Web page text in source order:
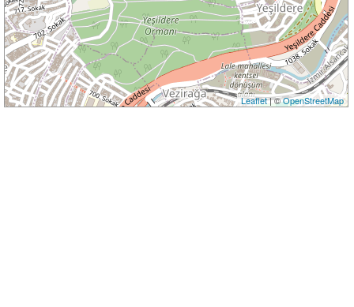
Leaflet| ©OpenStreetMap